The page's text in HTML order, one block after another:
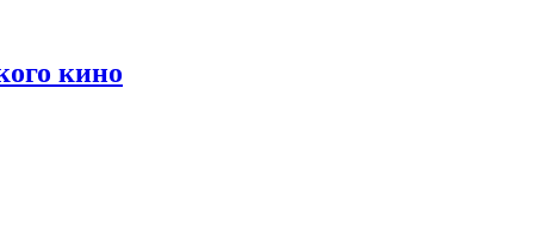
кино